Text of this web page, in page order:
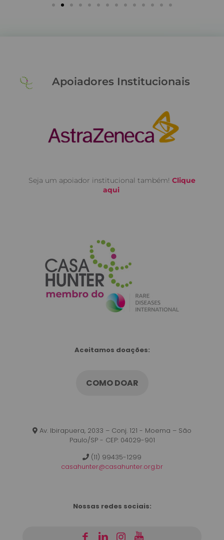
Apoiadores Institucionais
Seja um apoiador institucional também! Clique
aqui
Aceitamos doações:
COMO DOAR
Av. Ibirapuera, 2033 – Conj. 121 - Moema – São
Paulo/SP - CEP: 04029-901
(11) 99435-1299
casahunter@casahunter.org.br
Nossas redes sociais: